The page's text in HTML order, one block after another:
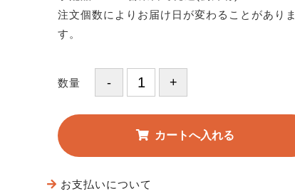
注文個数によりお届け日が変わることがありま
す。
数量
お支払いについて